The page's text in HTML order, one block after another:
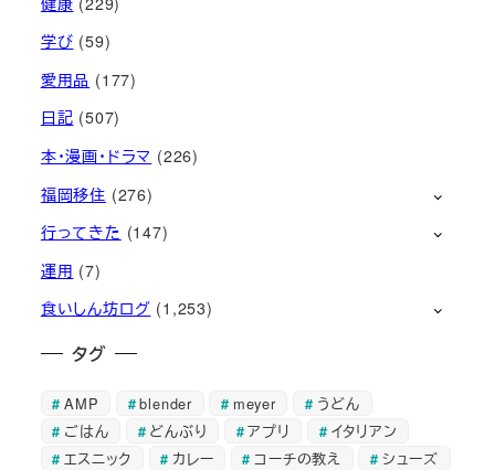
学び (59)
愛用品 (177)
日記 (507)
本・漫画・ドラマ (226)
福岡移住 (276)
行ってきた (147)
運用 (7)
食いしん坊ログ (1,253)
タグ
AMP blender meyer
うどん
ごはん
どんぶり アプリ
イタリアン
エスニック
カレー コーチの教え シューズ